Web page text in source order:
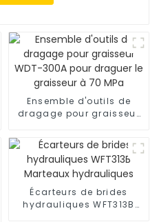
Ensemble d'outils de
dragage pour graisseur
le graisseur à 70 MPa
Écarteurs de brides
hydrauliques WFT313B